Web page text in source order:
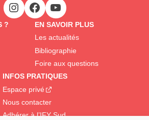
?
EN SAVOIR PLUS
Les actualités
Bibliographie
Foire aux questions
INFOS PRATIQUES
Espace privé
Nous contacter
Adhérer à l’IFY Sud